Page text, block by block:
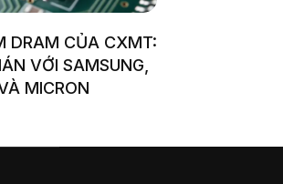
DRAM CỦA CXMT:
VỚI SAMSUNG,
MICRON